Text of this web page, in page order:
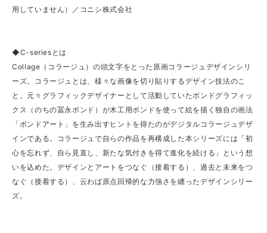
用していません）／コニシ株式会社
◆C-seriesとは
Collage（コラージュ）の頭文字をとった原画コラージュデザインシリ
ーズ。コラージュとは、様々な画像を切り貼りするデザイン技法のこ
と。元々グラフィックデザイナーとして活動していたボンドグラフィッ
クス（のちの冨永ボンド）が木工用ボンドを使って絵を描く独自の画法
「ボンドアート」を生み出すヒントを得たのがデジタルコラージュデザ
インである。コラージュで自らの作品を再構成した本シリーズには「初
心を忘れず、自ら見直し、新たな気付きを得て進化を続ける」という想
いを込めた。デザインとアートをつなぐ（接着する）、過去と未来をつ
なぐ（接着する）、云わば原点回帰的な力強さを纏ったデザインシリー
ズ。